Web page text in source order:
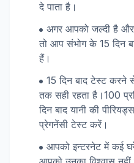
दे पाता है।
अगर आपको जल्दी है और
तो आप संभोग के 15 दिन
हैं।
15 दिन बाद टेस्ट करने
तक सही रहता है।100
दिन बाद यानी की
प्रेगनेंसी टेस्ट करें।
आपको इन्टरनेट में कई